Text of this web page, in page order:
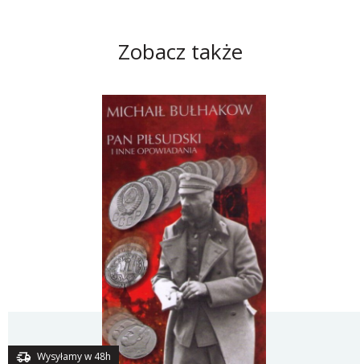
Zobacz także
Wysyłamy w 48h